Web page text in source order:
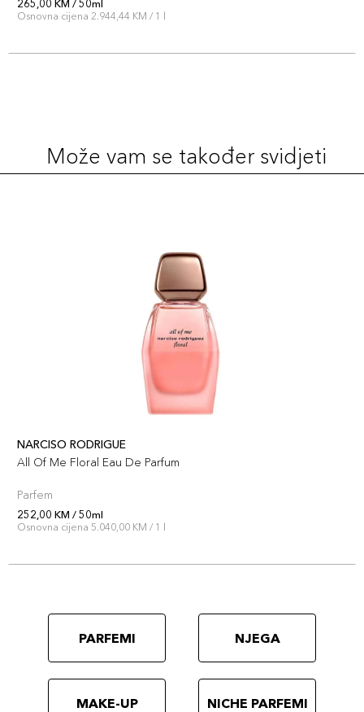
265,00 KM / 50ml
Osnovna cijena 2.944,44 KM / 1 l
Može vam se također svidjeti
NARCISO RODRIGUE
All Of Me Floral Eau De Parfum
Parfem
252,00 KM / 50ml
Osnovna cijena 5.040,00 KM / 1 l
PARFEMI NJEGA
MAKE-UP NICHE PARFEMI